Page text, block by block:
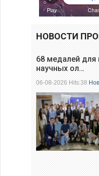
НОВОСТИ
68 медалей для
научных ол…
06-08-2026 Hits:38